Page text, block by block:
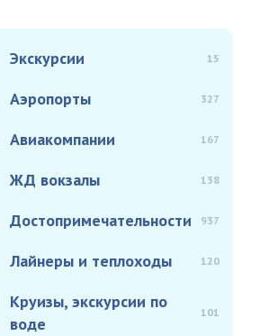
Экскурсии 15
Аэропорты 327
Авиакомпании 167
ЖД вокзалы 138
Достопримечательности 937
Лайнеры и теплоходы 120
Круизы, экскурсии по
воде
101